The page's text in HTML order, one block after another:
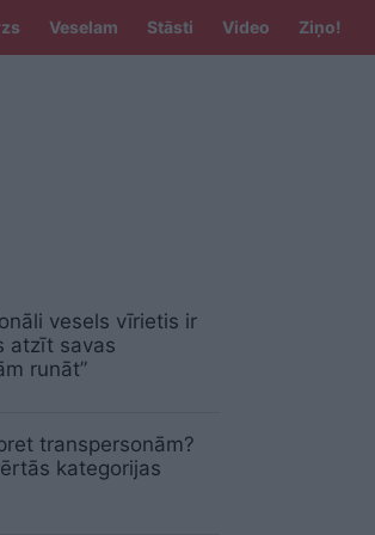
Veselam Stāsti Video Ziņo!
vesels vīrietis ir
atzīt savas
runāt”
transpersonām?
kategorijas